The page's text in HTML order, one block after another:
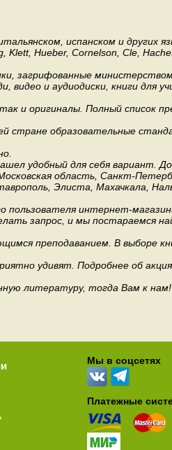
испанском и других
Hueber, Cornelson, Cle,
загрифованные
и аудиодиски, книги для
и оригиналы. Полный список
стране образовательные
удобный для себя вариант.
область, Санкт-
Элиста, Махачкала,
пользователя интернет-
запрос, и мы постараемся
преподаванием. В выборе
удивят. Подробнее об
литературу, тогда Вам к
Мы в соцсетях
Платежные